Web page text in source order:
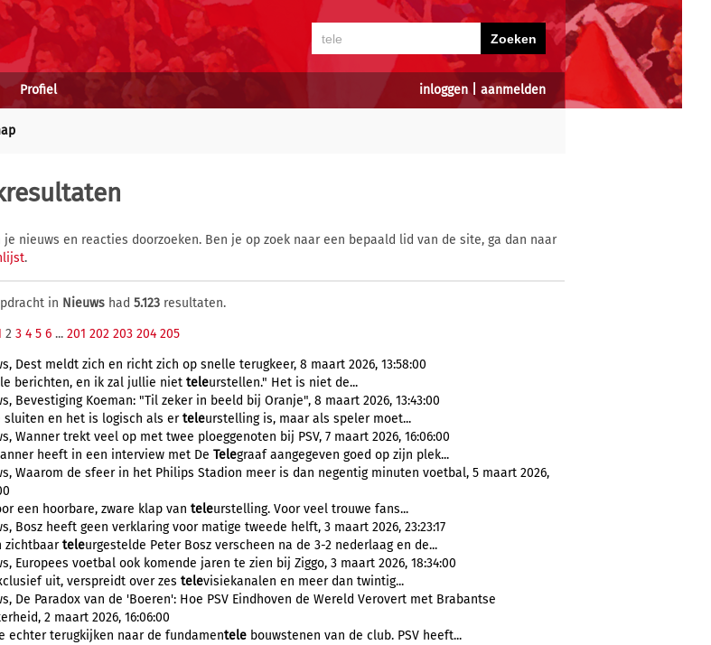
inloggen| aanmelden
Profiel
je nieuws en reacties doorzoeken. Ben je op zoek naar een bepaald lid van de site, ga dan naar
.
in Nieuws had 5.123 resultaten.
2 3 4 5 6 ... 201 202 203 204 205
Dest meldt zich en richt zich op snelle terugkeer, 8 maart 2026, 13:58:00
berichten, en ik zal jullie niet teleurstellen." Het is niet de...
Bevestiging Koeman: "Til zeker in beeld bij Oranje", 8 maart 2026, 13:43:00
sluiten en het is logisch als erteleurstelling is, maar als speler moet...
Wanner trekt veel op met twee ploeggenoten bij PSV, 7 maart 2026, 16:06:00
heeft in een interview met De Telegraaf aangegeven goed op zijn plek...
Waarom de sfeer in het Philips Stadion meer is dan negentig minuten voetbal, 5 maart 2026,
een hoorbare, zware klap van teleurstelling. Voor veel trouwe fans...
Bosz heeft geen verklaring voor matige tweede helft, 3 maart 2026, 23:23:17
zichtbaarteleurgestelde Peter Bosz verscheen na de 3-2 nederlaag en de...
Europees voetbal ook komende jaren te zien bij Ziggo, 3 maart 2026, 18:34:00
uit, verspreidt over zes televisiekanalen en meer dan twintig...
De Paradox van de 'Boeren': Hoe PSV Eindhoven de Wereld Verovert met Brabantse
2 maart 2026, 16:06:00
echter terugkijken naar de fundamentele bouwstenen van de club. PSV heeft...